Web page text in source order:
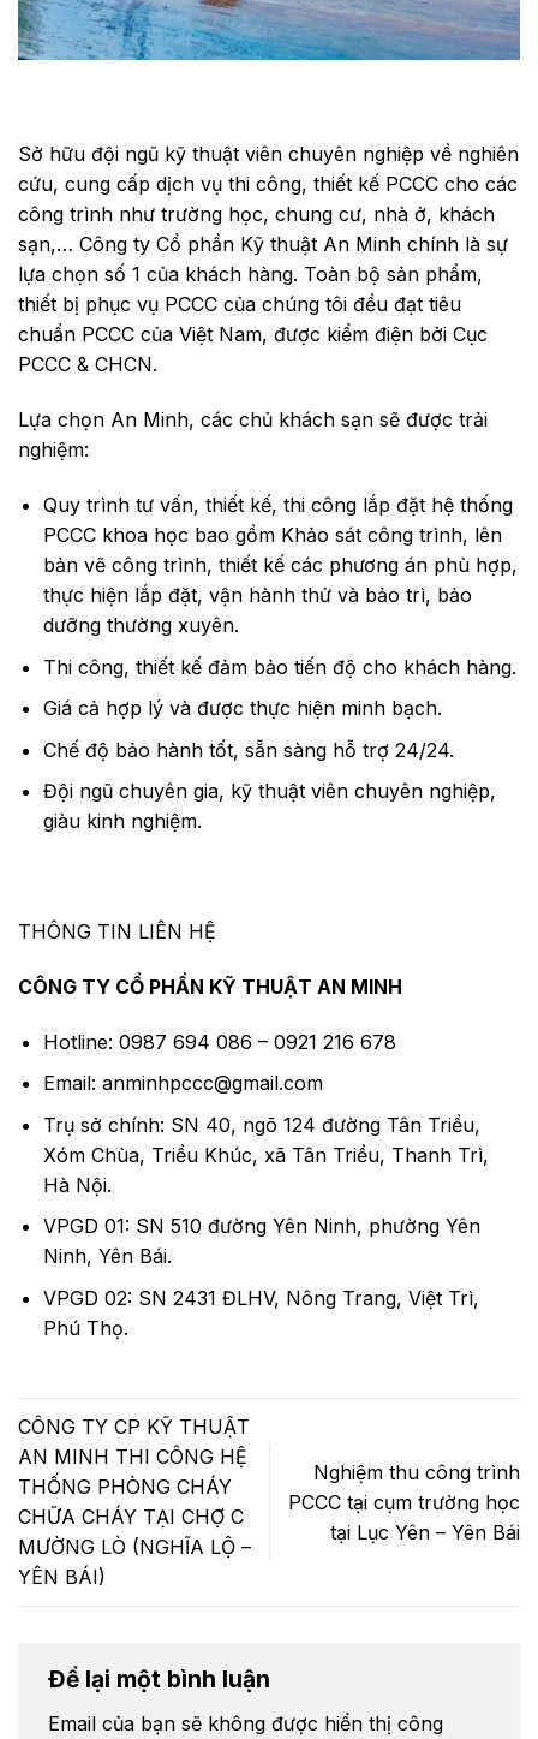
Sở hữu đội ngũ kỹ thuật viên chuyên nghiệp về nghiên
cứu, cung cấp dịch vụ thi công, thiết kế PCCC cho các
công trình như trường học, chung cư, nhà ở, khách
sạn,… Công ty Cổ phần Kỹ thuật An Minh chính là sự
lựa chọn số 1 của khách hàng. Toàn bộ sản phẩm,
thiết bị phục vụ PCCC của chúng tôi đều đạt tiêu
chuẩn PCCC của Việt Nam, được kiểm điện bởi Cục
PCCC & CHCN.
Lựa chọn An Minh, các chủ khách sạn sẽ được trải
nghiệm:
Quy trình tư vấn, thiết kế, thi công lắp đặt hệ thống
PCCC khoa học bao gồm Khảo sát công trình, lên
bản vẽ công trình, thiết kế các phương án phù hợp,
thực hiện lắp đặt, vận hành thử và bảo trì, bảo
dưỡng thường xuyên.
Thi công, thiết kế đảm bảo tiến độ cho khách hàng.
Giá cả hợp lý và được thực hiện minh bạch.
Chế độ bảo hành tốt, sẵn sàng hỗ trợ 24/24.
Đội ngũ chuyên gia, kỹ thuật viên chuyên nghiệp,
giàu kinh nghiệm.
THÔNG TIN LIÊN HỆ
CÔNG TY CỔ PHẦN KỸ THUẬT AN MINH
Hotline: 0987 694 086 – 0921 216 678
Email: anminhpccc@gmail.com
Trụ sở chính: SN 40, ngõ 124 đường Tân Triều,
Xóm Chùa, Triều Khúc, xã Tân Triều, Thanh Trì,
Hà Nội.
VPGD 01: SN 510 đường Yên Ninh, phường Yên
Ninh, Yên Bái.
VPGD 02: SN 2431 ĐLHV, Nông Trang, Việt Trì,
Phú Thọ.
CÔNG TY CP KỸ THUẬT
AN MINH THI CÔNG HỆ
THỐNG PHÒNG CHÁY
CHỮA CHÁY TẠI CHỢ C
MƯỜNG LÒ (NGHĨA LỘ –
YÊN BÁI)
Nghiệm thu công trình
PCCC tại cụm trường học
tại Lục Yên – Yên Bái
Để lại một bình luận
Email của bạn sẽ không được hiển thị công